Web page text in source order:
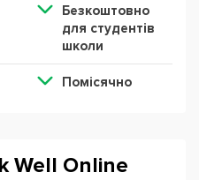
Безкоштовно
для студентів
школи
Помісячно
Well Online